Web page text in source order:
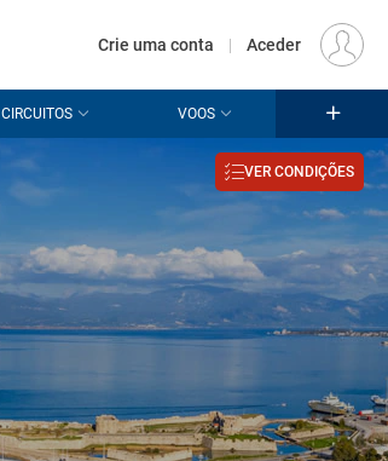
EUR
Crie uma conta | Aceder
Olá!
É um prazer voltar a
receber a sua visita.
Inicie sessãopara as
Iniciar
sessão
Ainda não tem conta?É muito fácil criar uma:
crie a sua conta
CIRCUITOS VOOS
VER CONDIÇÕES